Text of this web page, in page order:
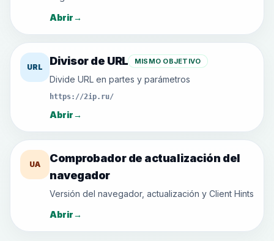
Abrir→
URL Divisor de URL MISMO OBJETIVO
Divide URL en partes y parámetros
https://2ip.ru/
Abrir→
UA
Comprobador de actualización del
navegador
Versión del navegador, actualización y Client Hints
Abrir→